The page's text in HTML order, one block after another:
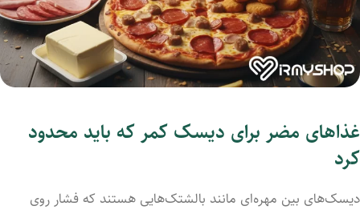
غذاهای مضر برای دیسک کمر که باید محدود
کرد
دیسک‌های بین مهره‌ای مانند بالشتک‌هایی هستند که فشار روی